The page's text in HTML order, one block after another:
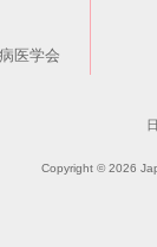
医学会
Copyright ©2026